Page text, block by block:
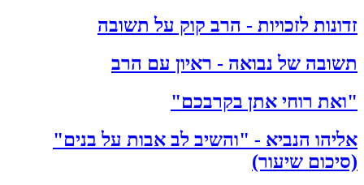
זדונות לזכויות - הרב קוק על תשובה
תשובה של נבואה - ראיון עם הרב
"ואת רוחי אתן בקרבכם"
אליהו הנביא - "והשיב לב אבות על בנים"
(סיכום שיעור)